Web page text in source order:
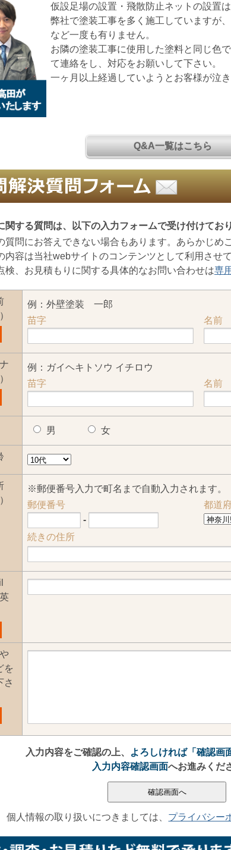
仮設足場の設置・飛散防止ネットの設置
弊社で塗装工事を多く施工していますが
など一度も有りません。
お隣の塗装工事に使用した塗料と同じ色
て連絡をし、対応をお願いして下さい。
一ヶ月以上経過していようとお客様が泣
Q&A一覧はこちら
関する質問は、以下の入力フォームで受け付けてお
質問にお答えできない場合もあります。あらかじめ
内容は当社webサイトのコンテンツとして利用させ
検、お見積もりに関する具体的なお問い合わせは専
例：外壁塗装 一郎
苗字
名前
例：ガイヘキトソウ イチロウ
苗字
名前
男 女
※郵便番号入力で町名まで自動入力されます。
郵便番号
-
都道
続きの住所
を
さ
入力内容をご確認の上、 よろしければ「確認画
入力内容確認画面へお進みくだ
個人情報の取り扱いにつきましては、 プライバシー